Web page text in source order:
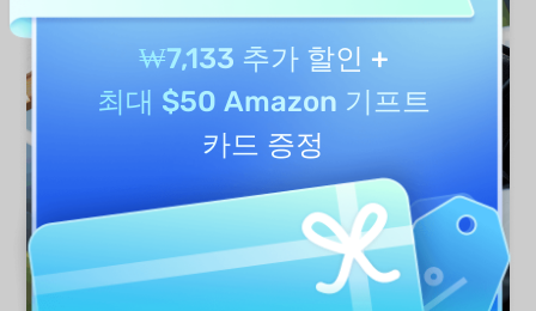
₩7,133 추가 할인 +
최대 $50 Amazon 기프트
카드 증정